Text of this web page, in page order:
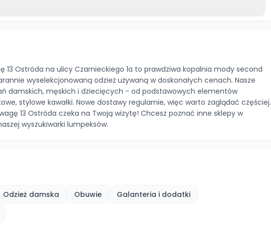
13 Ostróda na ulicy Czarnieckiego 1a to prawdziwa kopalnia mody second
wyselekcjonowaną odzież używaną w doskonałych cenach. Nasze
damskich, męskich i dziecięcych - od podstawowych elementów
stylowe kawałki. Nowe dostawy regularnie, więc warto zaglądać częściej.
13 Ostróda czeka na Twoją wizytę! Chcesz poznać inne sklepy w
wyszukiwarki lumpeksów.
Odzież damska Obuwie
Galanteria i dodatki